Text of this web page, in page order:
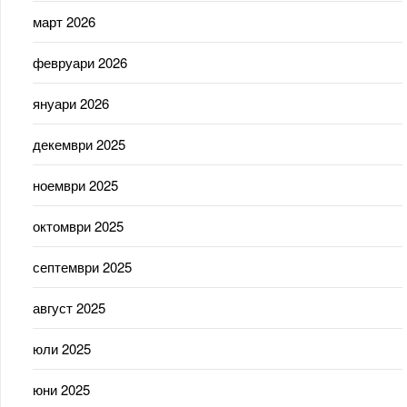
март 2026
февруари 2026
януари 2026
декември 2025
ноември 2025
октомври 2025
септември 2025
август 2025
юли 2025
юни 2025